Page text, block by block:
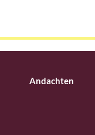
Andachten